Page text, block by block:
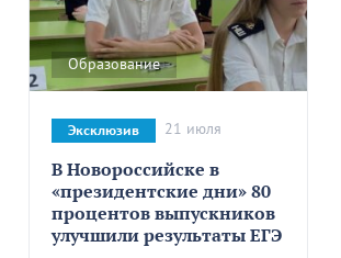
Образование
В Новороссийске в
«президентские дни» 80
процентов выпускников
улучшили результаты ЕГЭ
Эксклюзив 21 июля